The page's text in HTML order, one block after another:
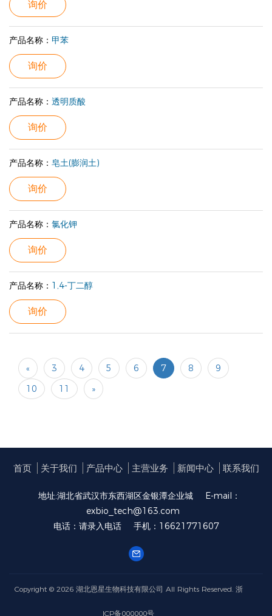
询价
产品名称： 甲苯
询价
产品名称： 透明质酸
询价
产品名称： 皂土(膨润土)
询价
产品名称： 氯化钾
询价
产品名称： 1,4-丁二醇
询价
« 3 4 5 6 7 8
9
10
11 »
首页 关于我们 产品中心 主营业务 新闻中心 联系我们
地址:湖北省武汉市东西湖区金银潭企业城
E-mail：
exbio_tech@163.com
电话：请录入电话
手机：16621771607
Copyright © 2026 湖北恩星生物科技有限公司 All Rights Reserved. 浙
ICP备000000号